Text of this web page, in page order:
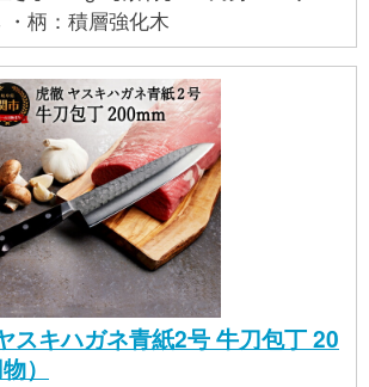
柄：積層強化木
スキハガネ青紙2号 牛刀包丁 20
）